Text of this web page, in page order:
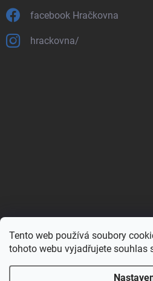
Tento web používá soubory
tohoto webu vyjadřujete souhlas
facebook Hračkovna
hrackovna/
Zboží.cz Heureka.cz